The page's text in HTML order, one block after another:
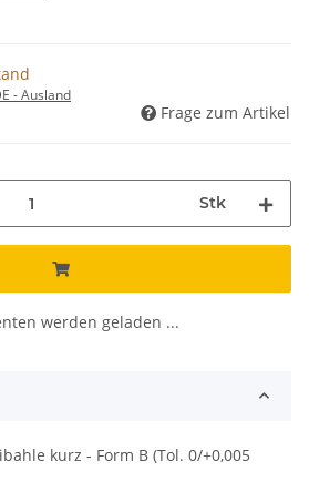
- Ausland
Frage zum Artikel
Stk
werden geladen ...
kurz - Form B (Tol. 0/+0,005